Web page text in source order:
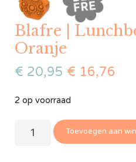
Blafre |
Oranje
€ 20,95 € 16,76
2 op voorraad
Toevoegen aan